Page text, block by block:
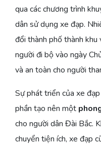
qua các chương trình
dân sử dụng xe đạp.
đổi thành phố thành khu
người đi bộ vào ngày
và an toàn cho người
Sự phát triển của xe
phần tạo nên một
cho người dân Đài Bắc.
chuyển tiện ích, xe đạp